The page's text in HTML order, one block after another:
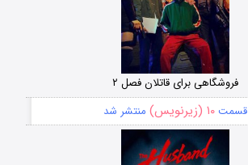
فروشگاهی برای قاتلان فصل ۲
قسمت۱۰ (زیرنویس) منتشر شد